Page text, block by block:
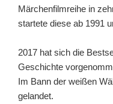
Märchenfilmreihe in
startete diese ab 1991
2017 hat sich die
Geschichte
Im Bann der weißen
gelandet.